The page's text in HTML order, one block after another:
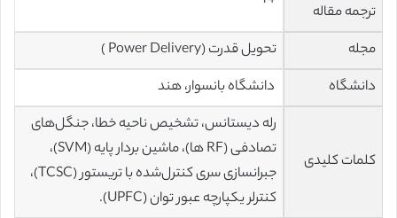
ترجمه مقاله
مجله
تحویل قدرت (Power Delivery )
دانشگاه
دانشگاه بانسوار، هند
کلمات کلیدی
رله دیستانس، تشخیص ناحیه خطا، جنگل‌های
تصادفی (RF ها)، ماشین بردار پایه (SVM)،
جبرانسازی سری کنترل‌شده با تریستور (TCSC)،
کنترلر یکپارچه عبور توان (UPFC).